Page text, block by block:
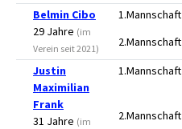
Belmin Cibo
29 Jahre (im
Verein seit 2021)
1.Mannschaft
2.Mannschaft
Justin
Maximilian
Frank
31 Jahre (im
1.Mannschaft
2.Mannschaft